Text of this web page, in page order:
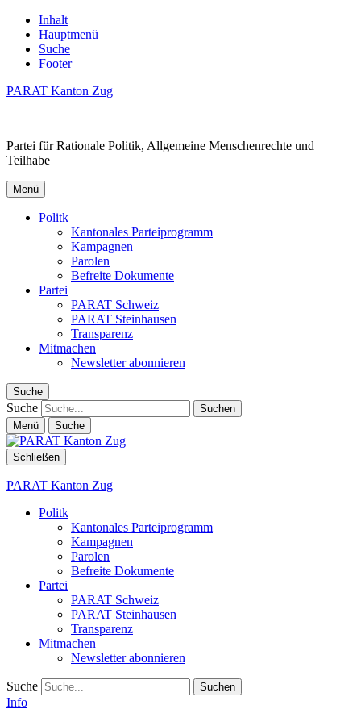
Inhalt
Hauptmenü
Suche
Footer
PARAT Kanton Zug
Partei für Rationale Politik, Allgemeine Menschenrechte und
Teilhabe
Menü
Politk
Kantonales Parteiprogramm
Kampagnen
Parolen
Befreite Dokumente
Partei
PARAT Schweiz
PARAT Steinhausen
Transparenz
Mitmachen
Newsletter abonnieren
Suche
Suche
Menü Suche
Schließen
PARAT Kanton Zug
Politk
Kantonales Parteiprogramm
Kampagnen
Parolen
Befreite Dokumente
Partei
PARAT Schweiz
PARAT Steinhausen
Transparenz
Mitmachen
Newsletter abonnieren
Suche
Info